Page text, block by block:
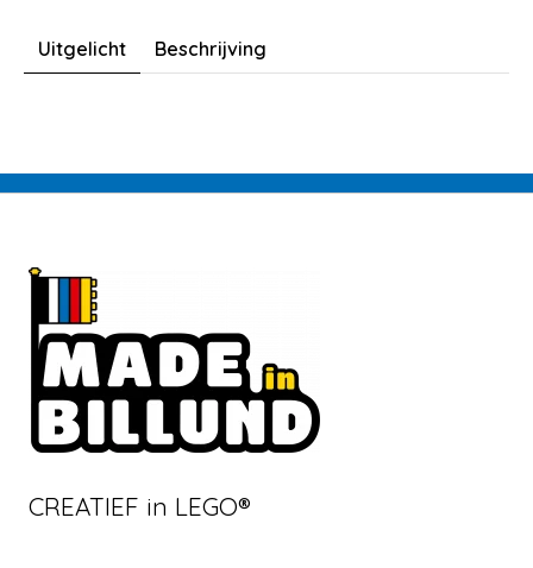
Uitgelicht Beschrijving
CREATIEF in LEGO®